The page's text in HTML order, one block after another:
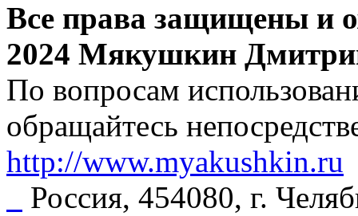
Все права защищены и
2024 Мякушкин
По вопросам
обращайтесь
http://www.myakushkin.ru
Россия, 454080, г.